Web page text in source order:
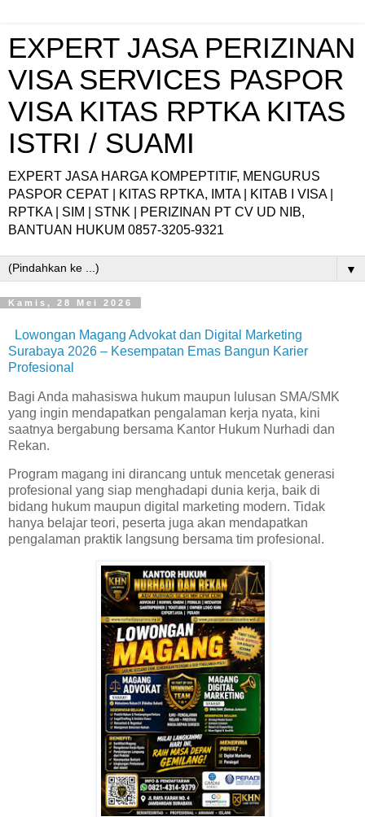
EXPERT JASA PERIZINAN
VISA SERVICES PASPOR
VISA KITAS RPTKA KITAS
ISTRI / SUAMI
EXPERT JASA HARGA KOMPEPTITIF, MENGURUS
PASPOR CEPAT | KITAS RPTKA, IMTA | KITAB I VISA |
RPTKA | SIM | STNK | PERIZINAN PT CV UD NIB,
BANTUAN HUKUM 0857-3205-9321
▼
Kamis, 28 Mei 2026
Lowongan Magang Advokat dan Digital Marketing
Surabaya 2026 – Kesempatan Emas Bangun Karier
Profesional
Bagi Anda mahasiswa hukum maupun lulusan SMA/SMK
yang ingin mendapatkan pengalaman kerja nyata, kini
saatnya bergabung bersama Kantor Hukum Nurhadi dan
Rekan.
Program magang ini dirancang untuk mencetak generasi
profesional yang siap menghadapi dunia kerja, baik di
bidang hukum maupun digital marketing modern. Tidak
hanya belajar teori, peserta juga akan mendapatkan
pengalaman praktik langsung bersama tim profesional.